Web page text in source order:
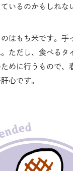
いるのかもしれな
はもち米です。手
ただし、食べるタ
めに行うもので、
心です。